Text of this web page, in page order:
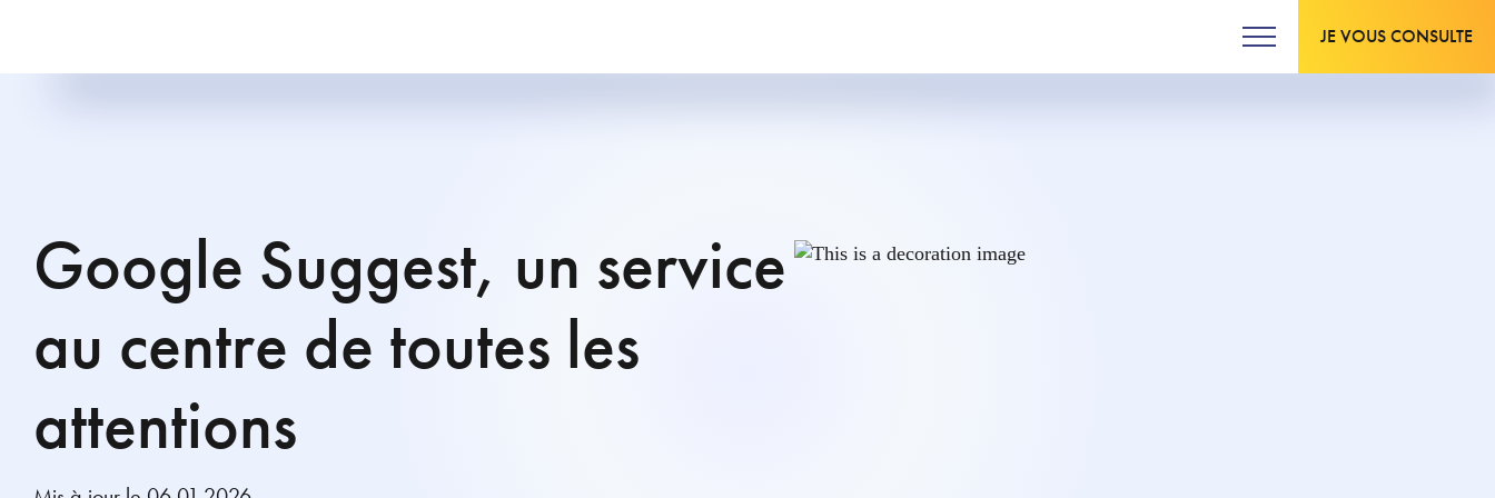
JE VOUS CONSULTE
Google Suggest, un service
au centre de toutes les
attentions